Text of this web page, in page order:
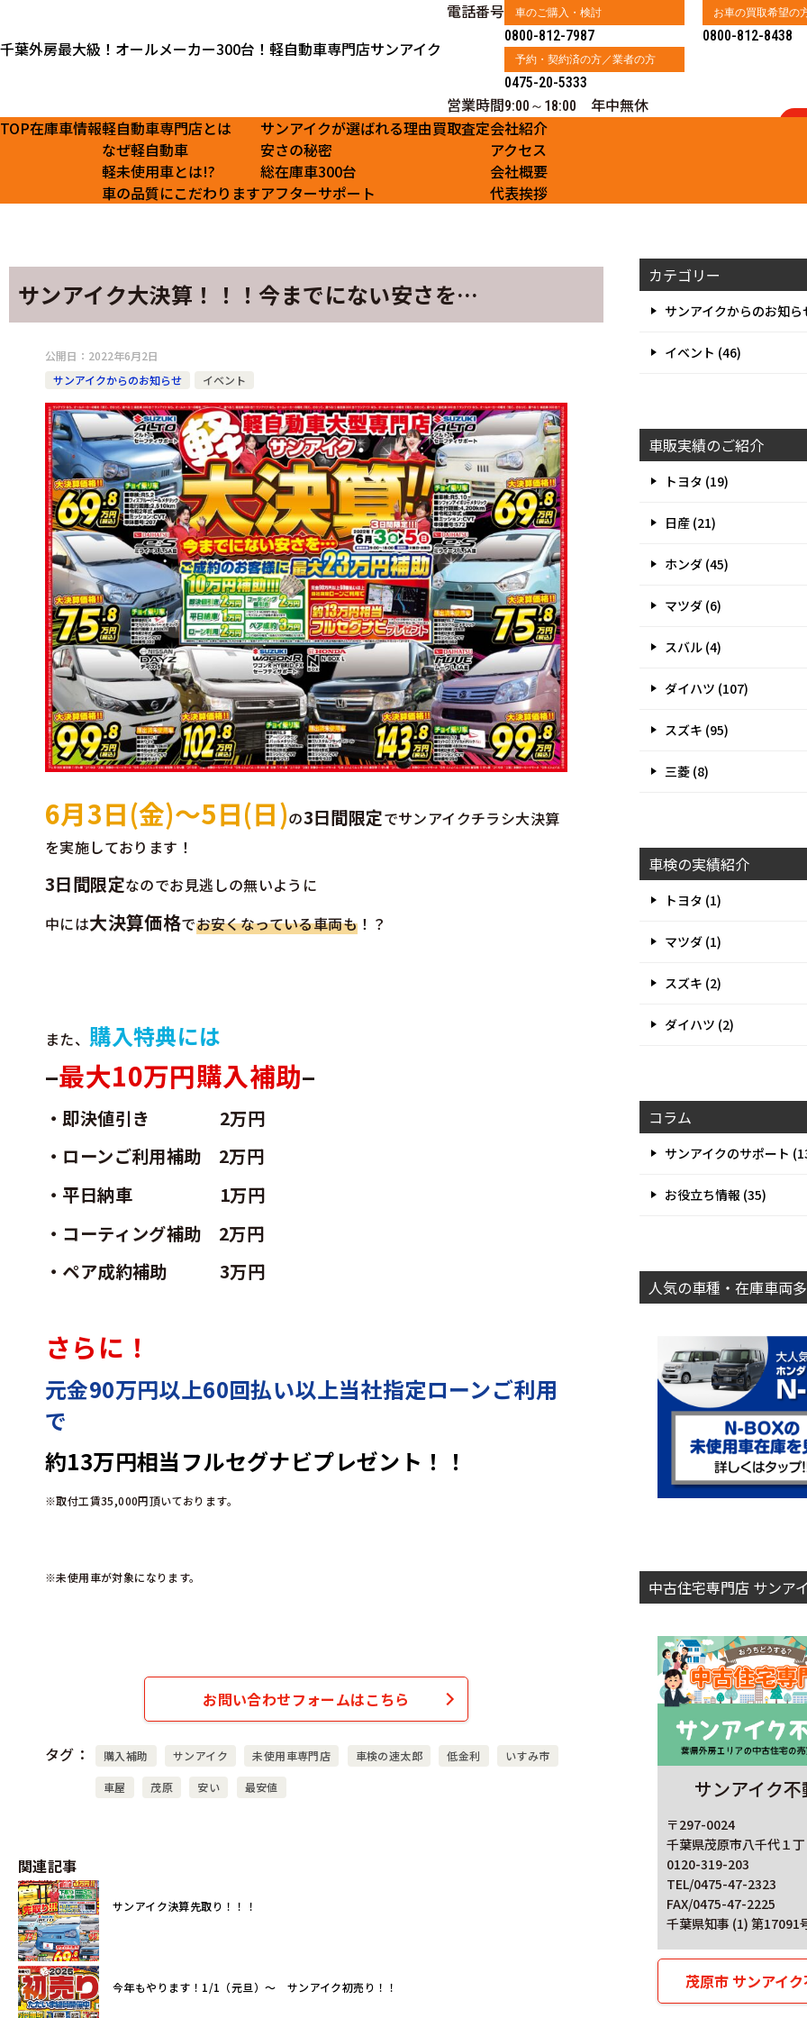
千葉外房最大級！オールメーカー300台！軽自動車専門店サンアイク
電話番号 車のご購入・検討
0800-812-7987
お車の買取希望の
0800-812-8438
予約・契約済の方／業者の方
0475-20-5333
営業時間9:00～18:00
年中無休
TOP在庫車情報軽自動車専門店とは
なぜ軽自動車
軽未使用車とは!?
車の品質にこだわります
サンアイクが選ばれる理由
安さの秘密
総在庫車300台
アフターサポート
買取査定会社紹介
アクセス
会社概要
代表挨拶
サンアイク大決算！！！今までにない安さを…
公開日： 2022年6月2日
サンアイクからのお知らせ
イベント
6月3日(金)～5日(日)の3日間限定でサンアイクチラシ大決算
を実施しております！
3日間限定なのでお見逃しの無いように
中には大決算価格でお安くなっている車両も ！？
また、 購入特典には
–最大10万円購入補助–
・即決値引き 2万円
・ローンご利用補助 2万円
・平日納車 1万円
・コーティング補助 2万円
・ペア成約補助 3万円
さらに！
元金90万円以上60回払い以上当社指定ローンご利用
で
約13万円相当フルセグナビプレゼント！！
※取付工賃35,000円頂いております。
※未使用車が対象になります。
お問い合わせフォームはこちら
タグ 購入補助 サンアイク 未使用車専門店 車検の速太郎 低金利 いすみ市
車屋 茂原 安い 最安値
関連記事
サンアイク決算先取り！！！
今年もやります！1/1（元旦）～ サンアイク初売り！！
カテゴリー
サンアイクからのお知ら
イベント (46)
車販実績のご紹介
トヨタ (19)
日産 (21)
ホンダ (45)
マツダ (6)
スバル (4)
ダイハツ (107)
スズキ (95)
三菱 (8)
車検の実績紹介
トヨタ (1)
マツダ (1)
スズキ (2)
ダイハツ (2)
コラム
サンアイクのサポート
お役立ち情報 (35)
人気の車種・在庫車両
中古住宅専門店 サンア
サンアイク不
〒297-0024
千葉県茂原市八千代１
0120-319-203
TEL/0475-47-2323
FAX/0475-47-2225
千葉県知事 (1) 第17091
茂原市 サンアイ